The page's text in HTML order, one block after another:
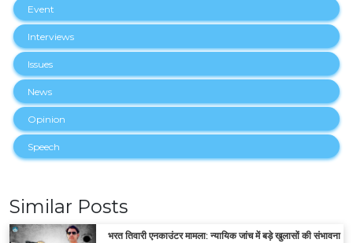
Event
Interviews
Issues
News
Opinion
Speech
Similar Posts
भरत तिवारी एनकाउंटर मामला: न्यायिक जांच में बड़े खुलासों की संभावना